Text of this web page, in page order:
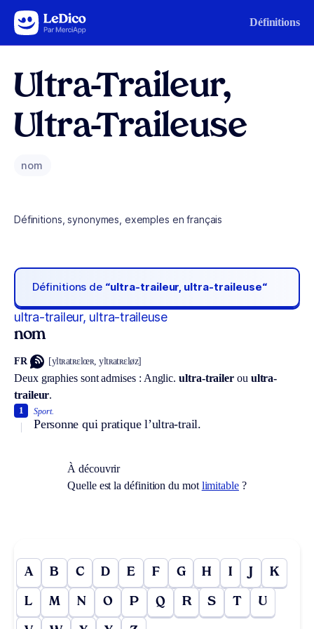
Aller au contenu Définitions
Ultra-Traileur,
Ultra-Traileuse
nom
Définitions, synonymes, exemples en français
Définitions de “ultra-traileur, ultra-traileuse“
ultra-traileur, ultra-traileuse
nom
FR [yltʀatʀɛlœʀ, yltʀatʀɛløz]
Deux graphies sont admises : Anglic. ultra-trailer ou ultra-
traileur.
Sport.
Personne qui pratique l’ultra-trail.
1
À découvrir
Quelle est la définition du mot limitable?
A B C D E F G H I J K
L M N O P Q R S T U